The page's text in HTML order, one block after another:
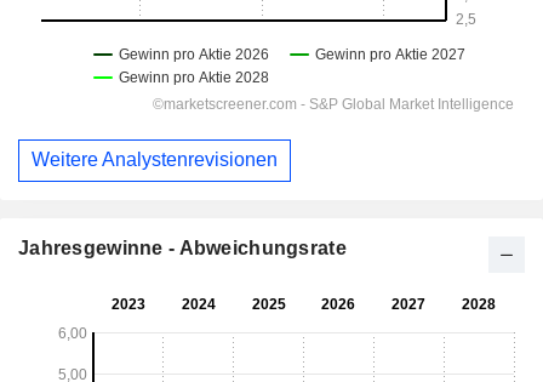
Weitere Analystenrevisionen
Jahresgewinne - Abweichungsrate